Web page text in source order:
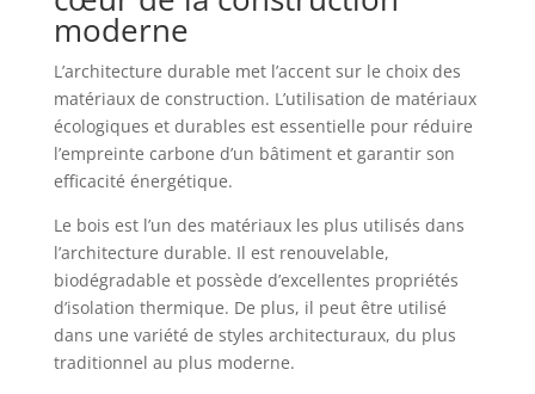
moderne
L’architecture durable met l’accent sur le choix des
matériaux de construction. L’utilisation de matériaux
écologiques et durables est essentielle pour réduire
l’empreinte carbone d’un bâtiment et garantir son
efficacité énergétique.
Le bois est l’un des matériaux les plus utilisés dans
l’architecture durable. Il est renouvelable,
biodégradable et possède d’excellentes propriétés
d’isolation thermique. De plus, il peut être utilisé
dans une variété de styles architecturaux, du plus
traditionnel au plus moderne.